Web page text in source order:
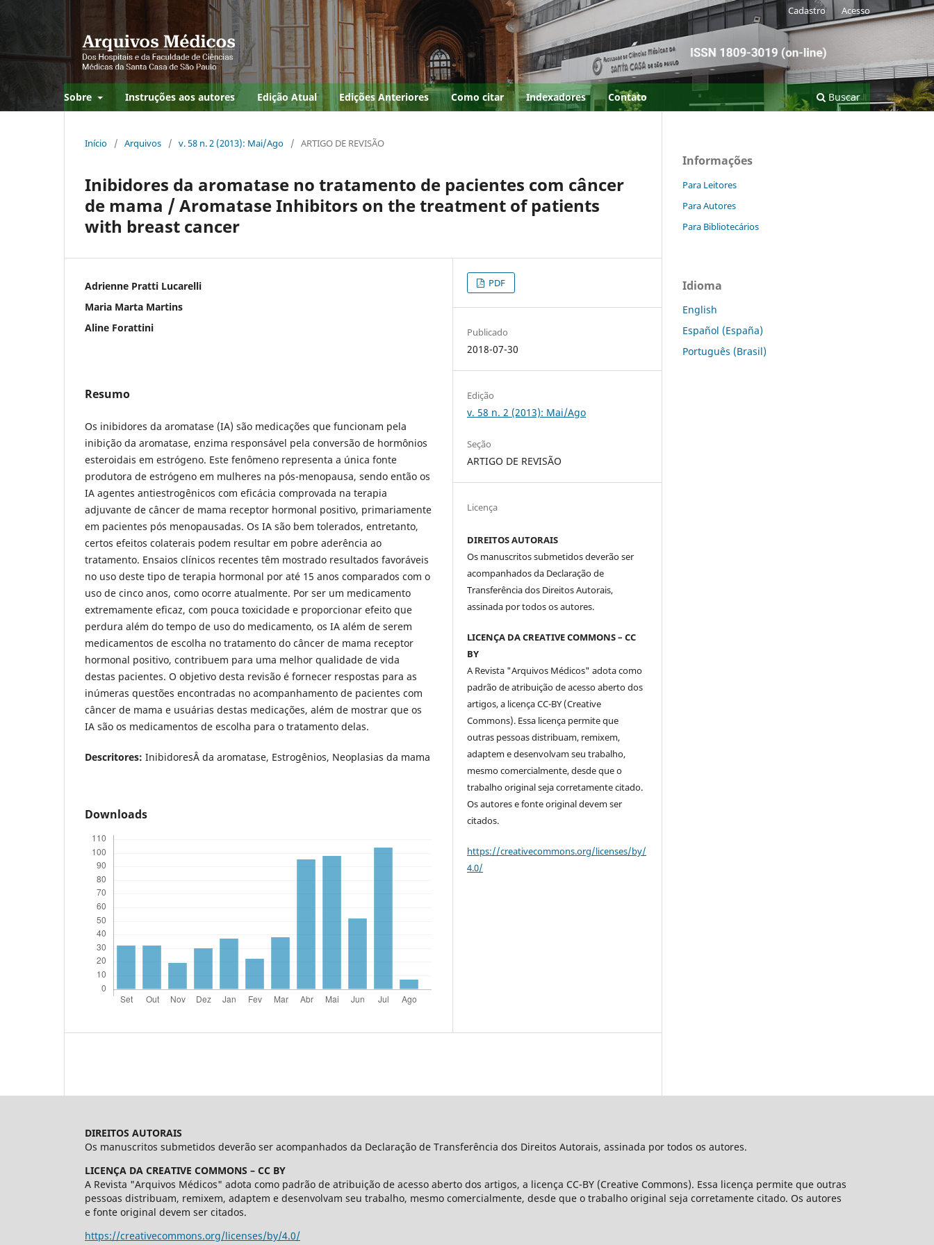
Sobre Instruções aos autores Edição Atual Edições Anteriores Como citar Indexadores Contato Buscar
Cadastro Acesso
Início / Arquivos / v. 58 n. 2 (2013): Mai/Ago / ARTIGO DE REVISÃO
Inibidores da aromatase no tratamento de pacientes com câncer
de mama / Aromatase Inhibitors on the treatment of patients
with breast cancer
Adrienne Pratti Lucarelli
Maria Marta Martins
Aline Forattini
Resumo
Os inibidores da aromatase (IA) são medicações que funcionam pela
inibição da aromatase, enzima responsável pela conversão de hormônios
esteroidais em estrógeno. Este fenômeno representa a única fonte
produtora de estrógeno em mulheres na pós-menopausa, sendo então os
IA agentes antiestrogênicos com eficácia comprovada na terapia
adjuvante de câncer de mama receptor hormonal positivo, primariamente
em pacientes pós menopausadas. Os IA são bem tolerados, entretanto,
certos efeitos colaterais podem resultar em pobre aderência ao
tratamento. Ensaios clí­nicos recentes têm mostrado resultados favoráveis
no uso deste tipo de terapia hormonal por até 15 anos comparados com o
uso de cinco anos, como ocorre atualmente. Por ser um medicamento
extremamente eficaz, com pouca toxicidade e proporcionar efeito que
perdura além do tempo de uso do medicamento, os IA além de serem
medicamentos de escolha no tratamento do câncer de mama receptor
hormonal positivo, contribuem para uma melhor qualidade de vida
destas pacientes. O objetivo desta revisão é fornecer respostas para as
inúmeras questões encontradas no acompanhamento de pacientes com
câncer de mama e usuárias destas medicações, além de mostrar que os
IA são os medicamentos de escolha para o tratamento delas.
Descritores: InibidoresÂ da aromatase, Estrogênios, Neoplasias da mama
Downloads
PDF
Publicado
2018-07-30
Edição
v. 58 n. 2 (2013): Mai/Ago
Seção
ARTIGO DE REVISÃO
Licença
DIREITOS AUTORAIS
Os manuscritos submetidos deverão ser
acompanhados da Declaração de
Transferência dos Direitos Autorais,
assinada por todos os autores.
LICENÇA DA CREATIVE COMMONS – CC
BY
A Revista "Arquivos Médicos" adota como
padrão de atribuição de acesso aberto dos
artigos, a licença CC-BY (Creative
Commons). Essa licença permite que
outras pessoas distribuam, remixem,
adaptem e desenvolvam seu trabalho,
mesmo comercialmente, desde que o
trabalho original seja corretamente citado.
Os autores e fonte original devem ser
citados.
https://creativecommons.org/licenses/by/
4.0/
Informações
Para Leitores
Para Autores
Para Bibliotecários
Idioma
English
Español (España)
Português (Brasil)
DIREITOS AUTORAIS
Os manuscritos submetidos deverão ser acompanhados da Declaração de Transferência dos Direitos Autorais, assinada por todos os autores.
LICENÇA DA CREATIVE COMMONS – CC BY
A Revista "Arquivos Médicos" adota como padrão de atribuição de acesso aberto dos artigos, a licença CC-BY (Creative Commons). Essa licença permite que outras
pessoas distribuam, remixem, adaptem e desenvolvam seu trabalho, mesmo comercialmente, desde que o trabalho original seja corretamente citado. Os autores
e fonte original devem ser citados.
https://creativecommons.org/licenses/by/4.0/